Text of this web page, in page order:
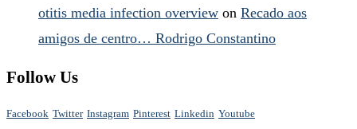
otitis media infection overview on Recado aos
amigos de centro… Rodrigo Constantino
Follow Us
Facebook Twitter Instagram Pinterest Linkedin Youtube